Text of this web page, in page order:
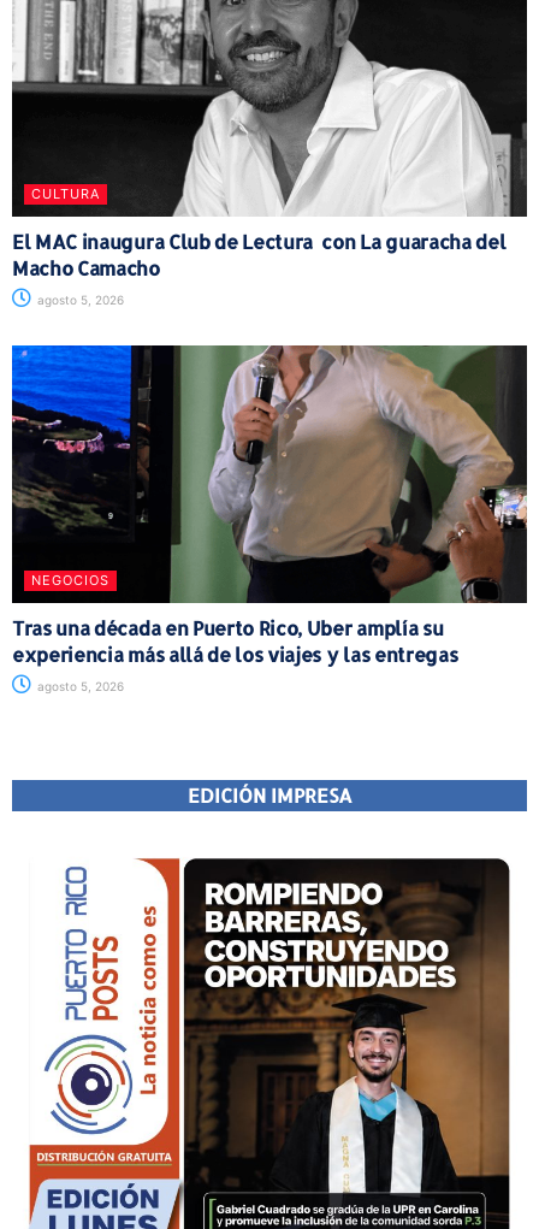
CULTURA
El MAC inaugura Club de Lectura con La guaracha del
Macho Camacho
agosto 5, 2026
NEGOCIOS
Tras una década en Puerto Rico, Uber amplía su
experiencia más allá de los viajes y las entregas
agosto 5, 2026
EDICIÓN IMPRESA